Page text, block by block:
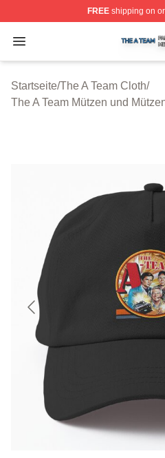
FREEshipping on
Open menu
The A Team Shop ⚡️
Startseite/The A Team Cloth/
The A Team Mützen und